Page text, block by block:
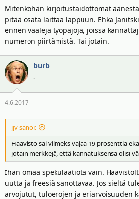
Mitenköhän kirjoitustaidottomat
pitää osata laittaa lappuun. Ehkä
ennen vaaleja työpajoja, joissa
numeron piirtämistä. Tai jotain.
burb
.
4.6.2017
jjv sanoi:
Haavisto sai viimeks vajaa 19 prosenttia
jotain merkkejä, että kannatuksensa olisi
Ihan omaa spekulaatiota vain.
uutta ja freesiä sanottavaa. Jos sieltä
arvojutut, tuloerojen ja eriarvoisuuden